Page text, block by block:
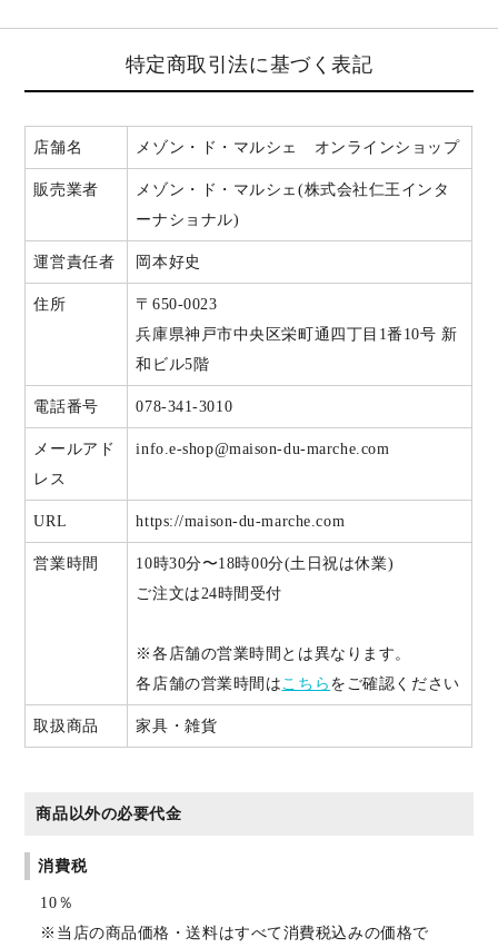
特定商取引法に基づく表記
店舗名 メゾン・ド・マルシェ オンラインショップ
販売業者
メゾン・ド・マルシェ(株式会社仁王インタ
ーナショナル)
運営責任者 岡本好史
住所
〒650-0023
兵庫県神戸市中央区栄町通四丁目1番10号 新
和ビル5階
電話番号 078-341-3010
メールアド
レス
info.e-shop@maison-du-marche.com
URL https://maison-du-marche.com
営業時間
10時30分〜18時00分(土日祝は休業)
ご注文は24時間受付
※各店舗の営業時間とは異なります。
各店舗の営業時間はこちら をご確認ください
取扱商品 家具・雑貨
商品以外の必要代金
消費税
10％
※当店の商品価格・送料はすべて消費税込みの価格で